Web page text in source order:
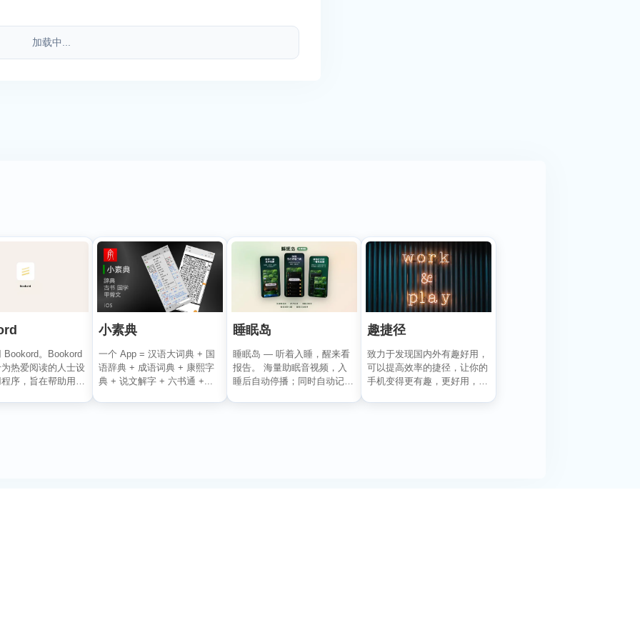
加载中...
Bookord。Bookord
热爱阅读的人士设
序，旨在帮助用户
小素典
一个 App = 汉语大词典 + 国
语辞典 + 成语词典 + 康熙字
典 + 说文解字 + 六书通 +...
睡眠岛
睡眠岛 — 听着入睡，醒来看
报告。 海量助眠音视频，入
睡后自动停播；同时自动记录
趣捷径
致力于发现国内外有趣好用，
可以提高效率的捷径，让你的
手机变得更有趣，更好用，